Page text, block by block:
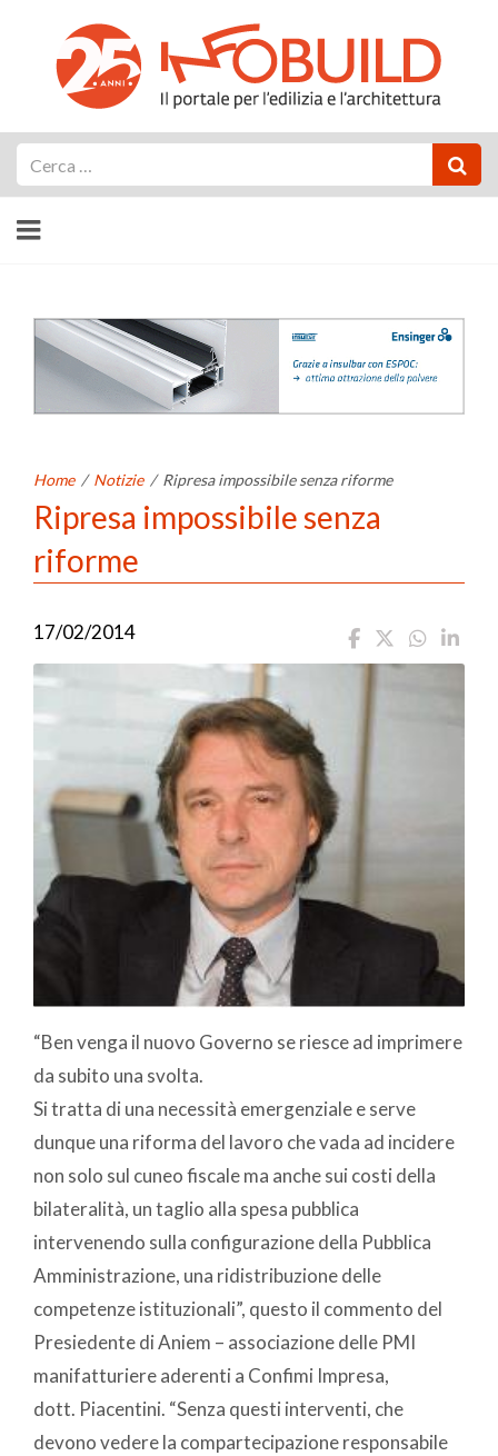
Home / Notizie / Ripresa impossibile senza riforme
Ripresa impossibile senza
riforme
17/02/2014
“Ben venga il nuovo Governo se riesce ad imprimere
da subito una svolta.
Si tratta di una necessità emergenziale e serve
dunque una riforma del lavoro che vada ad incidere
non solo sul cuneo fiscale ma anche sui costi della
bilateralità, un taglio alla spesa pubblica
intervenendo sulla configurazione della Pubblica
Amministrazione, una ridistribuzione delle
competenze istituzionali”, questo il commento del
Presiedente di Aniem – associazione delle PMI
manifatturiere aderenti a Confimi Impresa,
dott. Piacentini. “Senza questi interventi, che
devono vedere la compartecipazione responsabile